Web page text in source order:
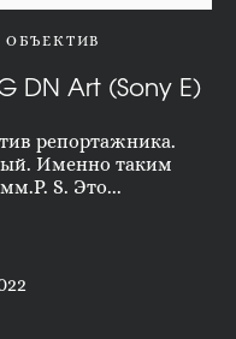
ОБЪЕКТИВ
DN Art (Sony E)
репортажника.
Именно таким
S. Это...